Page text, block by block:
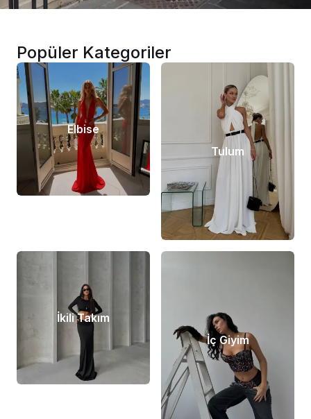
Popüler Kategoriler
Elbise
Tulum
İkili Takım
İç Giyim